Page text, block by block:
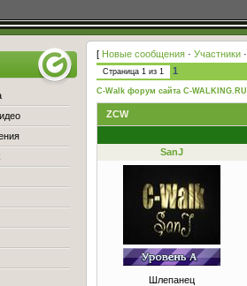
[ Новые сообщения· Участники·
Страница 1из 1 1
C-Walk форум сайта C-WALKING.RU
ZCW
SanJ
Шлепанец